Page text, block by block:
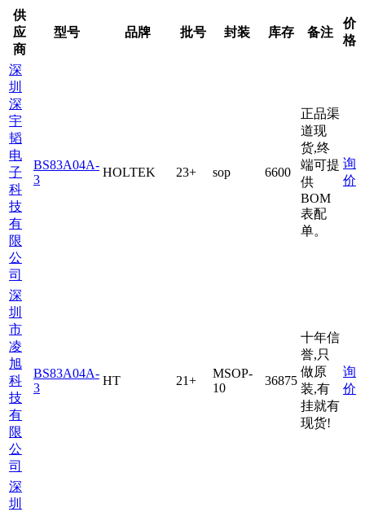
供
应
商
型号 品牌 批号 封装 库存 备注
价
格
深
圳
深
宇
韬
电
子
科
技
有
限
公
司
BS83A04A-
3
HOLTEK 23+ sop 6600
正品渠
道现
货,终
端可提
供
BOM
表配
单。
询
价
深
圳
市
凌
旭
科
技
有
限
公
司
BS83A04A-
3
HT 21+
MSOP-
10
36875
十年信
誉,只
做原
装,有
挂就有
现货!
询
价
深
圳